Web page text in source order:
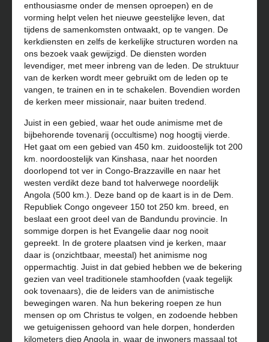
enthousiasme onder de mensen oproepen) en de
vorming helpt velen het nieuwe geestelijke leven, dat
tijdens de samenkomsten ontwaakt, op te vangen. De
kerkdiensten en zelfs de kerkelijke structuren worden na
ons bezoek vaak gewijzigd. De diensten worden
levendiger, met meer inbreng van de leden. De struktuur
van de kerken wordt meer gebruikt om de leden op te
vangen, te trainen en in te schakelen. Bovendien worden
de kerken meer missionair, naar buiten tredend.
Juist in een gebied, waar het oude animisme met de
bijbehorende tovenarij (occultisme) nog hoogtij vierde.
Het gaat om een gebied van 450 km. zuidoostelijk tot 200
km. noordoostelijk van Kinshasa, naar het noorden
doorlopend tot ver in Congo-Brazzaville en naar het
westen verdikt deze band tot halverwege noordelijk
Angola (500 km.). Deze band op de kaart is in de Dem.
Republiek Congo ongeveer 150 tot 250 km. breed, en
beslaat een groot deel van de Bandundu provincie. In
sommige dorpen is het Evangelie daar nog nooit
gepreekt. In de grotere plaatsen vind je kerken, maar
daar is (onzichtbaar, meestal) het animisme nog
oppermachtig. Juist in dat gebied hebben we de bekering
gezien van veel traditionele stamhoofden (vaak tegelijk
ook tovenaars), die de leiders van de animistische
bewegingen waren. Na hun bekering roepen ze hun
mensen op om Christus te volgen, en zodoende hebben
we getuigenissen gehoord van hele dorpen, honderden
kilometers diep Angola in, waar de inwoners massaal tot